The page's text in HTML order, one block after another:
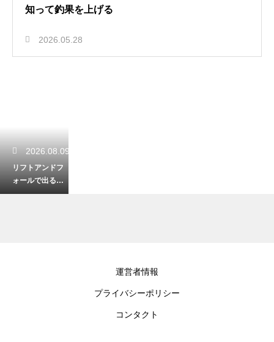
知って釣果を上げる
2026.05.28
2026.08.09
リフトアンドフ
ォールで出るア
タリ！ルアーが
運営者情報
プライバシーポリシー
コンタクト